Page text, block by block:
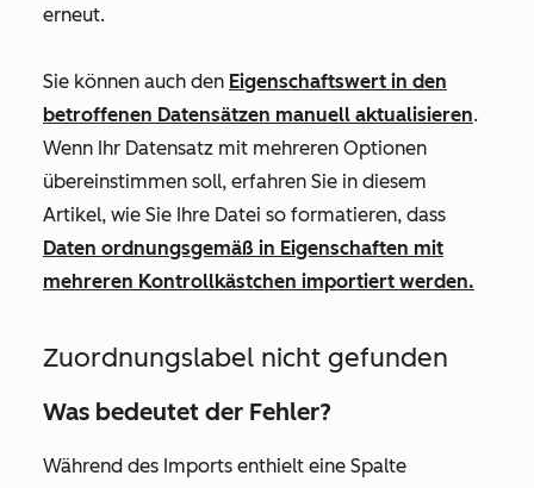
erneut.
Sie können auch den Eigenschaftswert in den
betroffenen Datensätzen manuell aktualisieren.
Wenn Ihr Datensatz mit mehreren Optionen
übereinstimmen soll, erfahren Sie in diesem
Artikel, wie Sie Ihre Datei so formatieren, dass
Daten ordnungsgemäß in Eigenschaften mit
mehreren Kontrollkästchen importiert werden.
Zuordnungslabel nicht gefunden
Was bedeutet der Fehler?
Während des Imports enthielt eine Spalte